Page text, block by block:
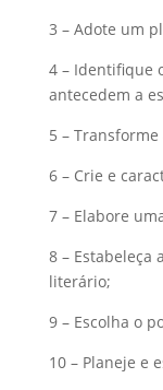
3 – Adote um
4 – Identifique
antecedem a
5 –
6 – Crie e
7 – Elabore
8 – Estabeleça
literário;
9 – Escolha o
10 – Planeje e